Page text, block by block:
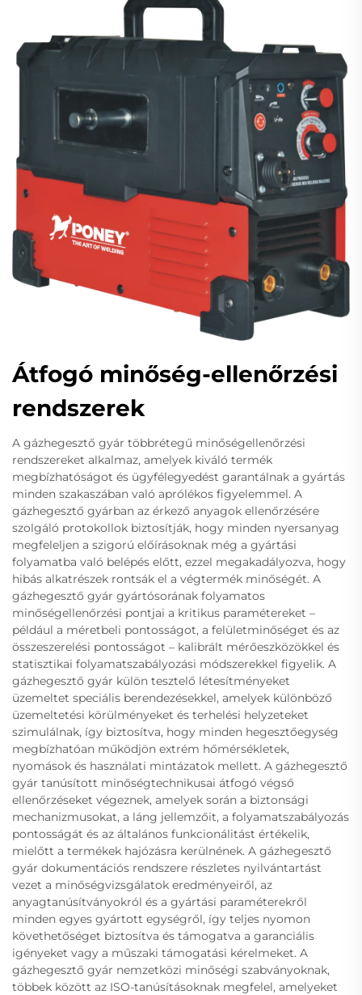
Átfogó minőség-ellenőrzési
rendszerek
A gázhegesztő gyár többrétegű minőségellenőrzési
rendszereket alkalmaz, amelyek kiváló termék
megbízhatóságot és ügyfélegyedést garantálnak a gyártás
minden szakaszában való aprólékos figyelemmel. A
gázhegesztő gyárban az érkező anyagok ellenőrzésére
szolgáló protokollok biztosítják, hogy minden nyersanyag
megfeleljen a szigorú előírásoknak még a gyártási
folyamatba való belépés előtt, ezzel megakadályozva, hogy
hibás alkatrészek rontsák el a végtermék minőségét. A
gázhegesztő gyár gyártósorának folyamatos
minőségellenőrzési pontjai a kritikus paramétereket –
például a méretbeli pontosságot, a felületminőséget és az
összeszerelési pontosságot – kalibrált mérőeszközökkel és
statisztikai folyamatszabályozási módszerekkel figyelik. A
gázhegesztő gyár külön tesztelő létesítményeket
üzemeltet speciális berendezésekkel, amelyek különböző
üzemeltetési körülményeket és terhelési helyzeteket
szimulálnak, így biztosítva, hogy minden hegesztőegység
megbízhatóan működjön extrém hőmérsékletek,
nyomások és használati mintázatok mellett. A gázhegesztő
gyár tanúsított minőségtechnikusai átfogó végső
ellenőrzéseket végeznek, amelyek során a biztonsági
mechanizmusokat, a láng jellemzőit, a folyamatszabályozás
pontosságát és az általános funkcionálitást értékelik,
mielőtt a termékek hajózásra kerülnének. A gázhegesztő
gyár dokumentációs rendszere részletes nyilvántartást
vezet a minőségvizsgálatok eredményeiről, az
anyagtanúsítványokról és a gyártási paraméterekről
minden egyes gyártott egységről, így teljes nyomon
követhetőséget biztosítva és támogatva a garanciális
igényeket vagy a műszaki támogatási kérelmeket. A
gázhegesztő gyár nemzetközi minőségi szabványoknak,
többek között az ISO-tanúsításoknak megfelel, amelyeket